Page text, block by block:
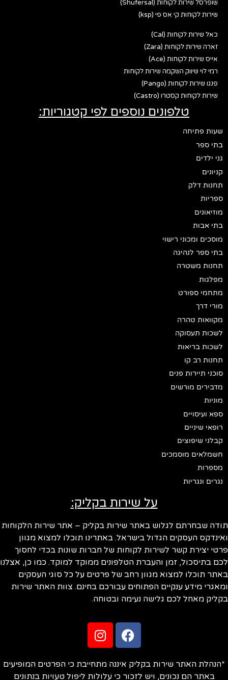
שופרסל שירות לקוחות (Shufersal)
שירות לקוחות קי אס פי (ksp)
כאל שירות לקוחות (Cal)
זארה שירות לקוחות (Zara)
אייס שירות לקוחות (Ace)
רמי לוי שיווק השקמה שירות לקוחות
פנגו שירות לקוחות (Pango)
שירות לקוחות קסטרו (Castro)
טלפונים נוספים לפי קטגוריות:
שעות פתיחה
בתי ספר
גני ילדים
קניונים
תחנות דלק
ספריות
מוזיאונים
בתי אבות
מוסכים ומכוני רישוי
בתי ספר לנהיגה
תחנות משטרה
מפלגות
מתחמי ספורט
מורי דרך
מקוואות טהרה
לשכות תעסוקה
לשכות בריאות
תחנות רב קו
סוכני תיירות פנים
מדבירים מורשים
מוניות
ספא ועיסויים
רופאי שיניים
קבלני שיפוצים
חשמלאים מוסמכים
מספרות
נגרים ונגריות
על שירות בקליק:
תודה שבחרתם לגלוש באתר שירות בקליק – אתר שירות הלקוחות
ואינדקס העסקים הגדול בישראל. באתרינו תוכלו למצוא מגוון
פרטי יצירת קשר לשירות לקוחות של חברות שונות בכדי לחסוך
לכם בתיסכול, זמן והעברת הטלפונים ממוקד למוקד. כמו כן, אצלנו
באתר תוכלו למצוא מגוון רחב של פרטים על כל סוגי העסקים
ומאגרי מידע ענקיים הפתוחים עבורכם בחינם. צוות האתר שירות
בקליק מאחל לכם גלישה נעימה ובטוחה.
*הנהלת האתר שירות בקליק איננה מתחייבת כי הפרטים המופיעים
באתר הם נכונים, ויש לזכור כי עלולות ליפול טעויות בנתונים